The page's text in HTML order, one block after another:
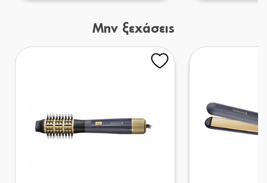
Μην ξεχάσεις